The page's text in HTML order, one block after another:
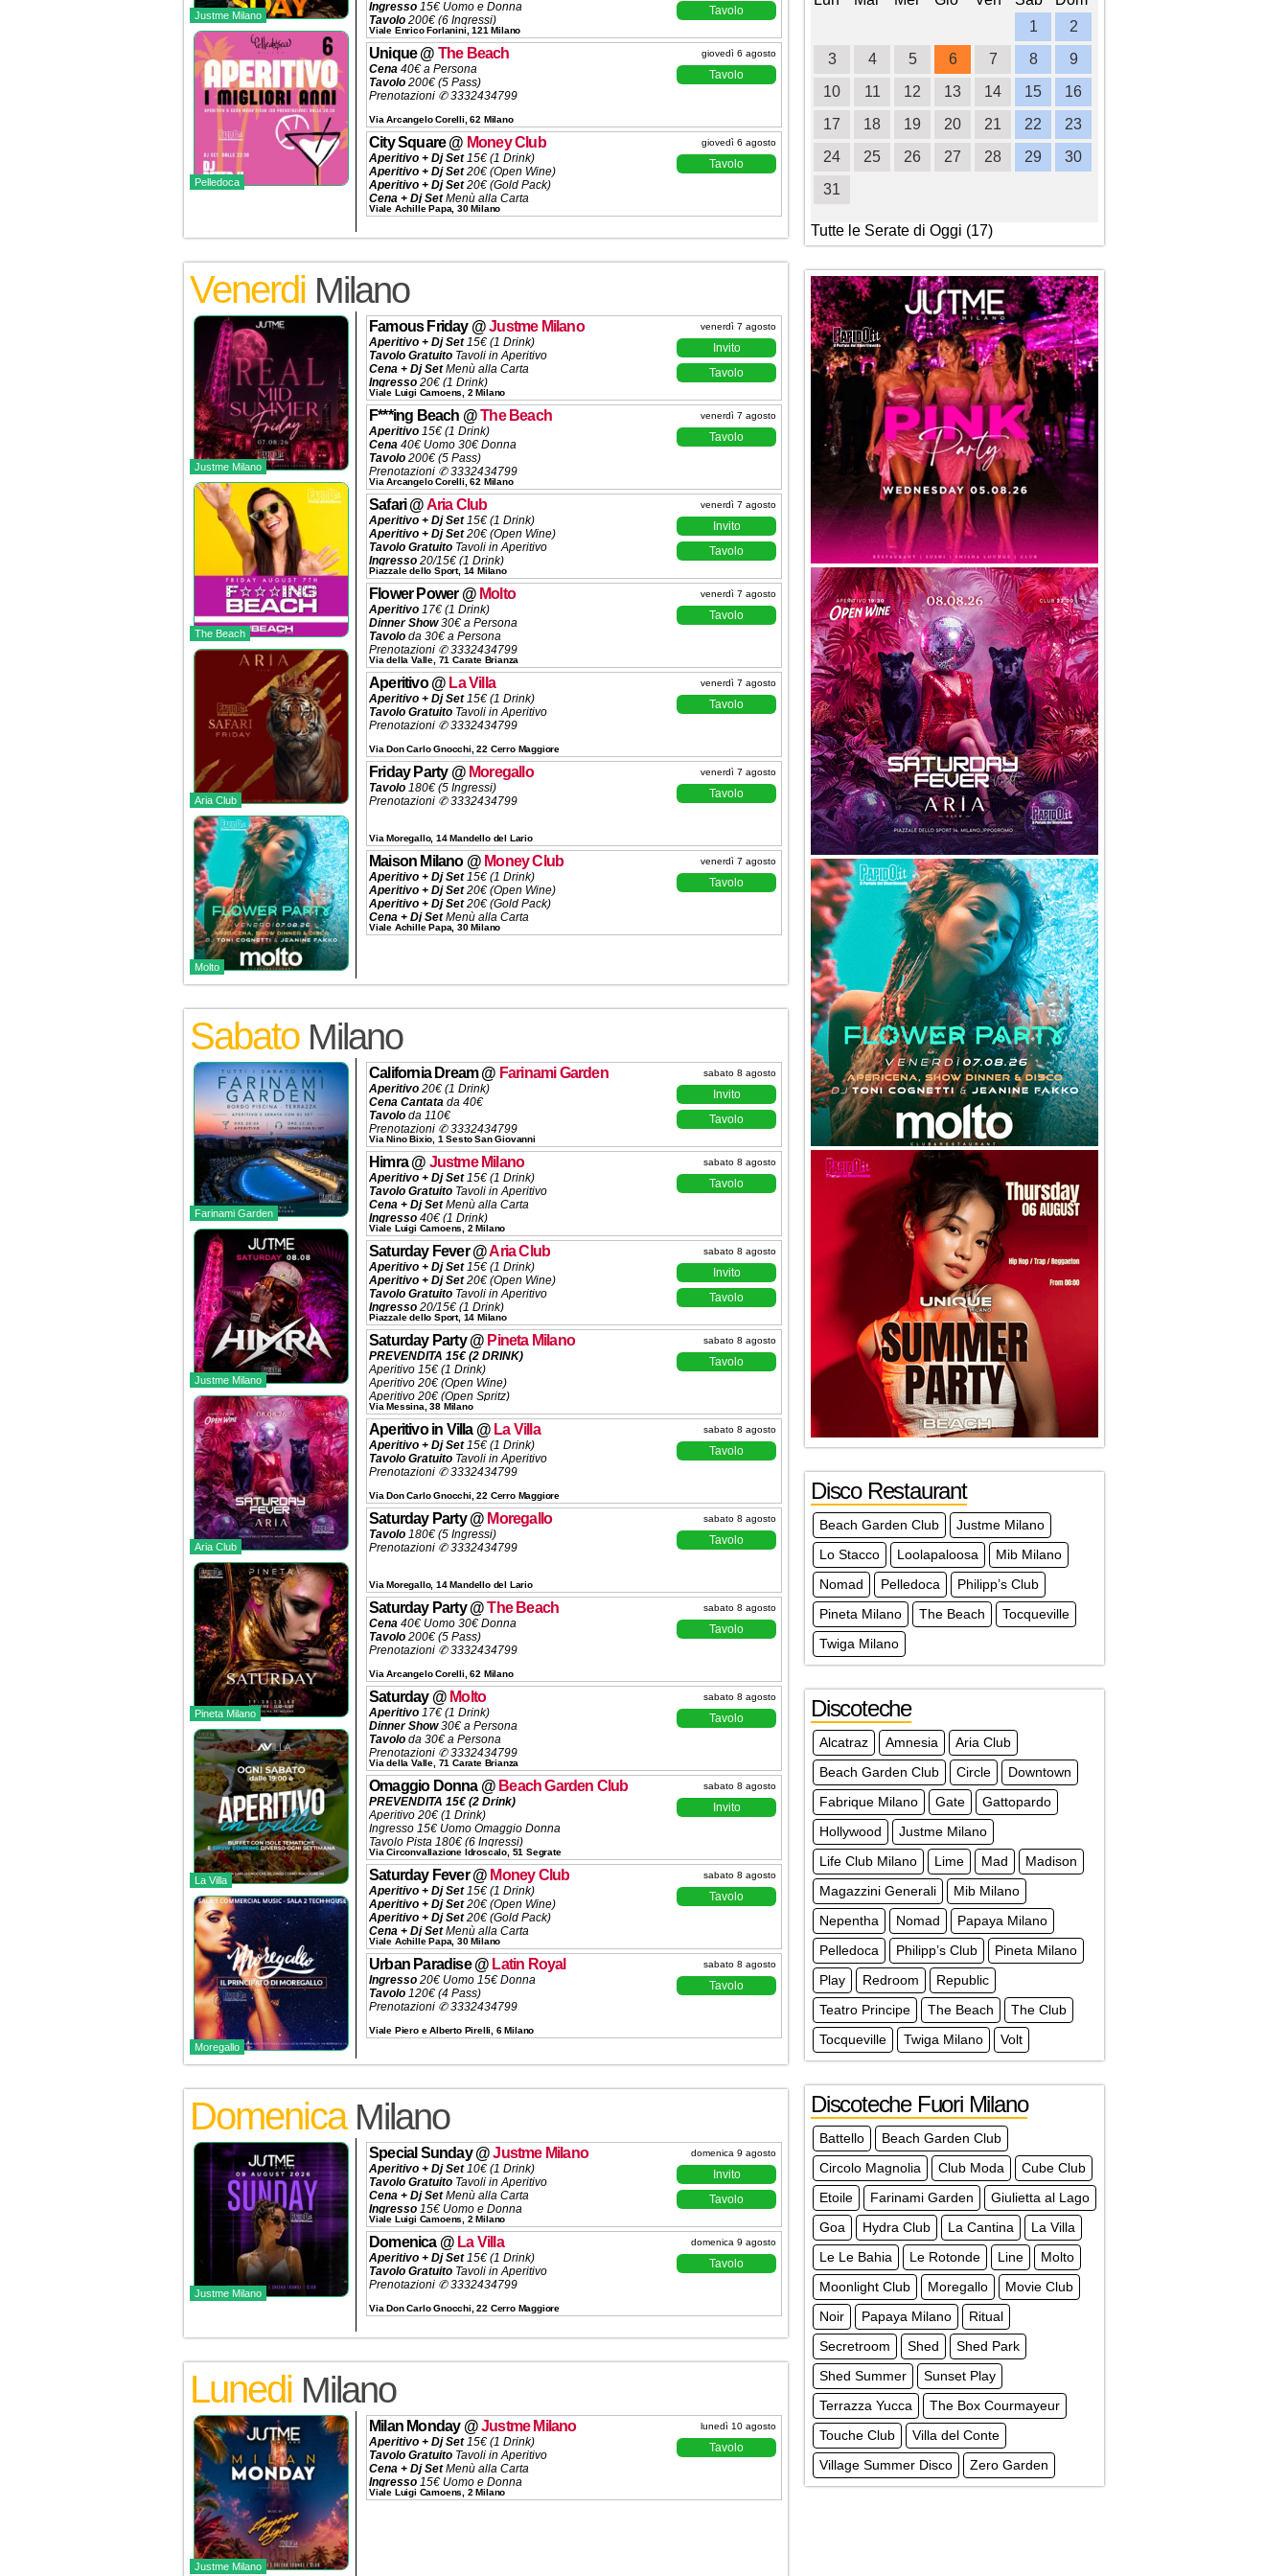
Justme Milano
Pelledoca
Ingresso 15€ Uomo e Donna
Tavolo 200€ (6 Ingressi)
Prenotazioni ✆ 3332434799
Tavolo
Viale Enrico Forlanini, 121 Milano
giovedì 6 agosto
Unique@ The Beach
Cena 40€ a Persona
Tavolo 200€ (5 Pass)
Prenotazioni ✆ 3332434799
Tavolo
Via Arcangelo Corelli, 62 Milano
giovedì 6 agosto
City Square@ Money Club
Aperitivo + Dj Set15€ (1 Drink)
Aperitivo + Dj Set20€ (Open Wine)
Aperitivo + Dj Set20€ (Gold Pack)
Cena + Dj SetMenù alla Carta
Tavoloda 250€ (6 Ingressi)
Tavolo
Viale Achille Papa, 30 Milano
Venerdi Milano
Justme Milano
The Beach
Aria Club
Molto
venerdì 7 agosto
Famous Friday@Justme Milano
Aperitivo + Dj Set15€ (1 Drink)
Tavolo Gratuito Tavoli in Aperitivo
Cena + Dj SetMenù alla Carta
Ingresso 20€ (1 Drink)
Tavolo320€ (5 Ingressi)
Prenotazioni ✆3332434799
Invito
Tavolo
Viale Luigi Camoens, 2 Milano
venerdì 7 agosto
F***ing Beach @The Beach
Aperitivo 15€ (1 Drink)
Cena 40€ Uomo 30€ Donna
Tavolo 200€ (5 Pass)
Prenotazioni ✆ 3332434799
Tavolo
Via Arcangelo Corelli, 62 Milano
venerdì 7 agosto
Safari@Aria Club
Aperitivo + Dj Set15€ (1 Drink)
Aperitivo + Dj Set20€ (Open Wine)
Tavolo Gratuito Tavoli in Aperitivo
Ingresso 20/15€ (1 Drink)
Tavolo Pista200€ (6 Ingressi)
Tavolo Prive500€ (10 Ingressi)
Tavolo Consolle600€ (10 Ingressi)
Prenotazioni ✆ 3332434799
Invito
Tavolo
Piazzale dello Sport, 14 Milano
venerdì 7 agosto
Flower Power@ Molto
Aperitivo 17€ (1 Drink)
Dinner Show30€ a Persona
Tavolo da 30€ a Persona
Prenotazioni ✆ 3332434799
Tavolo
Via della Valle, 71 Carate Brianza
venerdì 7 agosto
Aperitivo@ La Villa
Aperitivo + Dj Set15€ (1 Drink)
Tavolo Gratuito Tavoli in Aperitivo
Prenotazioni ✆ 3332434799
Tavolo
Via Don Carlo Gnocchi, 22 Cerro Maggiore
venerdì 7 agosto
Friday Party@ Moregallo
Tavolo 180€ (5 Ingressi)
Prenotazioni ✆ 3332434799
Tavolo
Via Moregallo, 14 Mandello del Lario
venerdì 7 agosto
Maison Milano@ Money Club
Aperitivo + Dj Set15€ (1 Drink)
Aperitivo + Dj Set20€ (Open Wine)
Aperitivo + Dj Set20€ (Gold Pack)
Cena + Dj SetMenù alla Carta
Tavoloda 250€ (6 Ingressi)
Tavolo
Viale Achille Papa, 30 Milano
SabatoMilano
Farinami Garden
Justme Milano
Aria Club
Pineta Milano
La Villa
Moregallo
sabato 8 agosto
California Dream@ Farinami Garden
Aperitivo 20€ (1 Drink)
Cena Cantata da 40€
Tavolo da 110€
Prenotazioni ✆ 3332434799
Invito
Tavolo
Via Nino Bixio, 1 Sesto San Giovanni
sabato 8 agosto
Himra@ Justme Milano
Aperitivo + Dj Set15€ (1 Drink)
Tavolo Gratuito Tavoli in Aperitivo
Cena + Dj SetMenù alla Carta
Ingresso 40€ (1 Drink)
Tavolo320€ (5 Ingressi)
Prenotazioni ✆3332434799
Tavolo
Viale Luigi Camoens, 2 Milano
sabato 8 agosto
Saturday Fever@Aria Club
Aperitivo + Dj Set15€ (1 Drink)
Aperitivo + Dj Set20€ (Open Wine)
Tavolo Gratuito Tavoli in Aperitivo
Ingresso 20/15€ (1 Drink)
Tavolo Pista200€ (6 Ingressi)
Tavolo Prive500€ (10 Ingressi)
Tavolo Consolle600€ (10 Ingressi)
Prenotazioni ✆ 3332434799
Invito
Tavolo
Piazzale dello Sport, 14 Milano
sabato 8 agosto
Saturday Party@ Pineta Milano
PREVENDITA 15€ (2 DRINK)
Aperitivo 15€ (1 Drink)
Aperitivo 20€ (Open Wine)
Aperitivo 20€ (Open Spritz)
Ingresso 20€/15€ (1 Drink)
Tavolo Pista 250€ (5 Ingressi)
Prenotazioni ✆ 3332434799
Tavolo
Via Messina, 38 Milano
sabato 8 agosto
Aperitivo in Villa@ La Villa
Aperitivo + Dj Set15€ (1 Drink)
Tavolo Gratuito Tavoli in Aperitivo
Prenotazioni ✆ 3332434799
Tavolo
Via Don Carlo Gnocchi, 22 Cerro Maggiore
sabato 8 agosto
Saturday Party@ Moregallo
Tavolo 180€ (5 Ingressi)
Prenotazioni ✆ 3332434799
Tavolo
Via Moregallo, 14 Mandello del Lario
sabato 8 agosto
Saturday Party@The Beach
Cena 40€ Uomo 30€ Donna
Tavolo 200€ (5 Pass)
Prenotazioni ✆ 3332434799
Tavolo
Via Arcangelo Corelli, 62 Milano
sabato 8 agosto
Saturday@ Molto
Aperitivo 17€ (1 Drink)
Dinner Show30€ a Persona
Tavolo da 30€ a Persona
Prenotazioni ✆ 3332434799
Tavolo
Via della Valle, 71 Carate Brianza
sabato 8 agosto
Omaggio Donna@ Beach Garden Club
PREVENDITA 15€ (2 Drink)
Aperitivo 20€ (1 Drink)
Ingresso 15€ Uomo Omaggio Donna
Tavolo Pista 180€ (6 Ingressi)
Prenotazioni ✆ 3332434799
Invito
Via Circonvallazione Idroscalo, 51 Segrate
sabato 8 agosto
Saturday Fever@ Money Club
Aperitivo + Dj Set15€ (1 Drink)
Aperitivo + Dj Set20€ (Open Wine)
Aperitivo + Dj Set20€ (Gold Pack)
Cena + Dj SetMenù alla Carta
Tavoloda 250€ (6 Ingressi)
Prenotazioni ✆ 3332434799
Tavolo
Viale Achille Papa, 30 Milano
sabato 8 agosto
Urban Paradise@ Latin Royal
Ingresso 20€ Uomo 15€ Donna
Tavolo 120€ (4 Pass)
Prenotazioni ✆ 3332434799
Tavolo
Viale Piero e Alberto Pirelli, 6 Milano
DomenicaMilano
Justme Milano
domenica 9 agosto
Special Sunday@Justme Milano
Aperitivo + Dj Set10€ (1 Drink)
Tavolo Gratuito Tavoli in Aperitivo
Cena + Dj SetMenù alla Carta
Ingresso 15€ Uomo e Donna
Tavolo Pista320€ (5 Ingressi)
Prenotazioni ✆ 3332434799
Invito
Tavolo
Viale Luigi Camoens, 2 Milano
domenica 9 agosto
Domenica@ La Villa
Aperitivo + Dj Set15€ (1 Drink)
Tavolo Gratuito Tavoli in Aperitivo
Prenotazioni ✆ 3332434799
Tavolo
Via Don Carlo Gnocchi, 22 Cerro Maggiore
Lunedi Milano
Justme Milano
lunedì 10 agosto
Milan Monday@Justme Milano
Aperitivo + Dj Set15€ (1 Drink)
Tavolo Gratuito Tavoli in Aperitivo
Cena + Dj SetMenù alla Carta
Ingresso 15€ Uomo e Donna
Tavolo320€ (5 Ingressi)
Tavolo
Viale Luigi Camoens, 2 Milano
9 10
19
20 21 22 23 24
25
30 31
1
2
3
4 5 6 7 8
9
10
11 12 13 14 15
16
17
18 19 20 21 22
23
24
25 26 27 28 29
30
31
Tutte le Serate di Oggi (17)
Disco Restaurant
Beach Garden Club
Justme Milano
Lo Stacco
Loolapaloosa
Mib Milano
Nomad
Pelledoca
Philipp’s Club
Pineta Milano
The Beach
Tocqueville
Twiga Milano
Discoteche
Alcatraz Amnesia
Aria Club
Beach Garden Club
Circle
Downtown
Fabrique Milano
Gate
Gattopardo
Hollywood
Justme Milano
Life Club Milano
Lime Mad
Madison
Magazzini Generali
Mib Milano
Nepentha
Nomad
Papaya Milano
Pelledoca
Philipp’s Club
Pineta Milano
Play
Redroom
Republic
Teatro Principe
The Beach
The Club
Tocqueville
Twiga Milano Volt
Discoteche Fuori Milano
Battello
Beach Garden Club
Circolo Magnolia
Club Moda
Cube Club
Etoile
Farinami Garden
Giulietta al Lago
Goa
Hydra Club La Cantina
La Villa
Le Le Bahia
Le Rotonde Line
Molto
Moonlight Club
Moregallo
Movie Club
Noir
Papaya Milano
Ritual
Secretroom
Shed
Shed Park
Shed Summer
Sunset Play
Terrazza Yucca
The Box Courmayeur
Touche Club
Villa del Conte
Village Summer Disco
Zero Garden